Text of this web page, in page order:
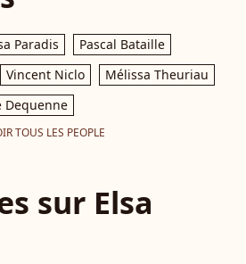
Paradis
Pascal Bataille
Vincent Niclo
Mélissa Theuriau
Dequenne
TOUS LES PEOPLE
sur Elsa